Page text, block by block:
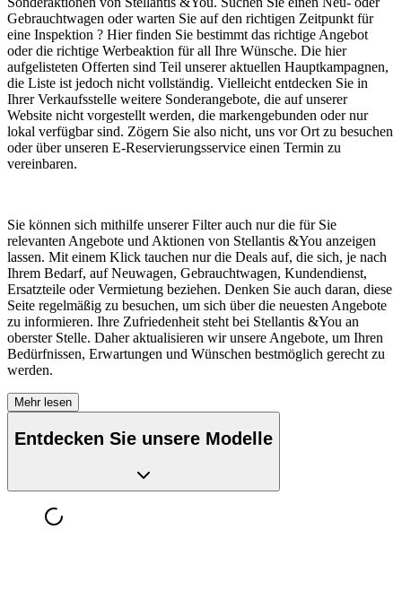
Gebrauchtwagen oder warten Sie auf den richtigen Zeitpunkt für
eine Inspektion ? Hier finden Sie bestimmt das richtige Angebot
oder die richtige Werbeaktion für all Ihre Wünsche. Die hier
aufgelisteten Offerten sind Teil unserer aktuellen Hauptkampagnen,
die Liste ist jedoch nicht vollständig. Vielleicht entdecken Sie in
Ihrer Verkaufsstelle weitere Sonderangebote, die auf unserer
Website nicht vorgestellt werden, die markengebunden oder nur
lokal verfügbar sind. Zögern Sie also nicht, uns vor Ort zu besuchen
oder über unseren E-Reservierungsservice einen Termin zu
vereinbaren.
Sie können sich mithilfe unserer Filter auch nur die für Sie
relevanten Angebote und Aktionen von Stellantis &You anzeigen
lassen. Mit einem Klick tauchen nur die Deals auf, die sich, je nach
Ihrem Bedarf, auf Neuwagen, Gebrauchtwagen, Kundendienst,
Ersatzteile oder Vermietung beziehen. Denken Sie auch daran, diese
Seite regelmäßig zu besuchen, um sich über die neuesten Angebote
zu informieren. Ihre Zufriedenheit steht bei Stellantis &You an
oberster Stelle. Daher aktualisieren wir unsere Angebote, um Ihren
Bedürfnissen, Erwartungen und Wünschen bestmöglich gerecht zu
werden.
Mehr lesen
Entdecken Sie unsere Modelle